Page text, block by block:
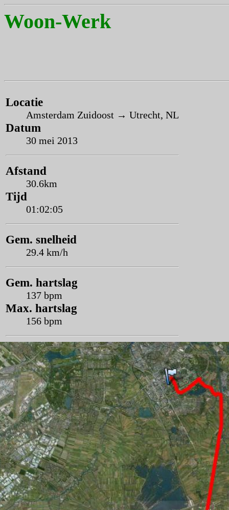
Woon-Werk
Locatie
Amsterdam Zuidoost → Utrecht, NL
Datum
30 mei 2013
Afstand
30.6km
Tijd
01:02:05
Gem. snelheid
29.4 km/h
Gem. hartslag
137 bpm
Max. hartslag
156 bpm